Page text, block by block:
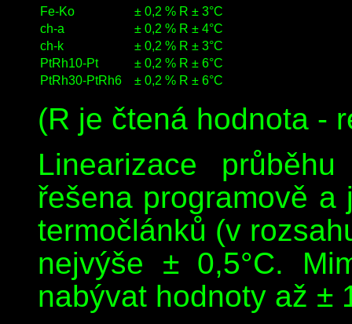
Fe-Ko
± 0,2 % R ± 3°C
ch-a
± 0,2 % R ± 4°C
ch-k
± 0,2 % R ± 3°C
PtRh10-Pt
± 0,2 % R ± 6°C
PtRh30-PtRh6
± 0,2 % R ± 6°C
(R je čtená hodnota -
Linearizace
řešena programově
termočlánků (v
nejvýše ± 0,5°C.
nabývat hodnoty až ±